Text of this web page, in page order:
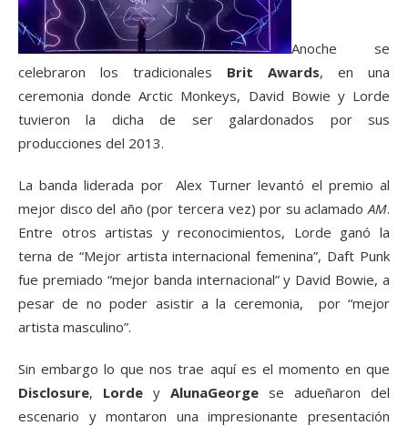
Anoche se
celebraron los tradicionales Brit Awards, en una
ceremonia donde Arctic Monkeys, David Bowie y Lorde
tuvieron la dicha de ser galardonados por sus
producciones del 2013.
La banda liderada por Alex Turner levantó el premio al
mejor disco del año (por tercera vez) por su aclamadoAM.
Entre otros artistas y reconocimientos, Lorde ganó la
terna de “Mejor artista internacional femenina”, Daft Punk
fue premiado “mejor banda internacional” y David Bowie, a
pesar de no poder asistir a la ceremonia, por “mejor
artista masculino”.
Sin embargo lo que nos trae aquí es el momento en que
Disclosure, Lorde y AlunaGeorge se adueñaron del
escenario y montaron una impresionante presentación